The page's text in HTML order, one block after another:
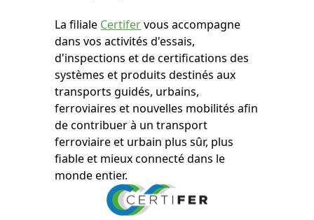
La filiale Certifervous accompagne
dans vos activités d'essais,
d'inspections et de certifications des
systèmes et produits destinés aux
transports guidés, urbains,
ferroviaires et nouvelles mobilités afin
de contribuer à un transport
ferroviaire et urbain plus sûr, plus
fiable et mieux connecté dans le
monde entier.